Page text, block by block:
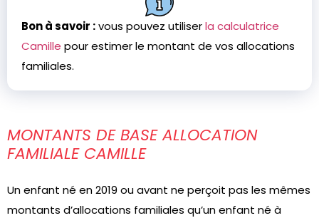
Bon à savoir :vous pouvez utiliserla calculatrice
Camille pour estimer le montant de vos allocations
familiales.
MONTANTS DE BASE ALLOCATION
FAMILIALE CAMILLE
Un enfant né en 2019 ou avant ne perçoit pas les mêmes
montants d’allocations familiales qu’un enfant né à